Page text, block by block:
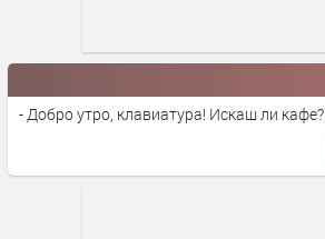
- Добро утро, клавиатура! Искаш ли кафе?